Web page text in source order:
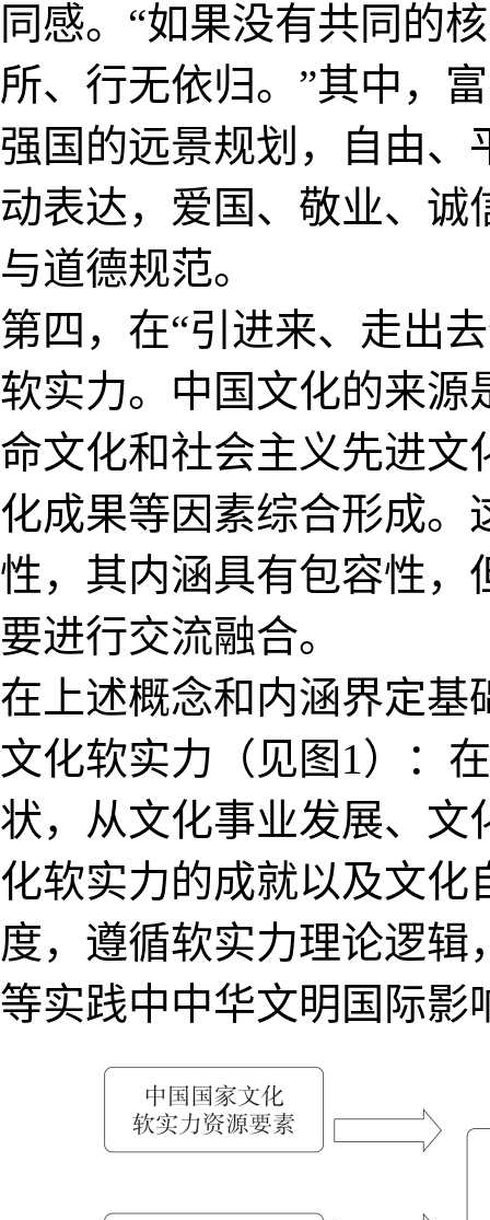
同感。“如果没有共同的
所、行无依归。”其中，
强国的远景规划，自由
动表达，爱国、敬业、
与道德规范。
第四，在“引进来、走出
软实力。中国文化的来源
命文化和社会主义先进文
化成果等因素综合形成
性，其内涵具有包容性，
要进行交流融合。
在上述概念和内涵界定基
文化软实力（见图1）：
状，从文化事业发展、文
化软实力的成就以及文
度，遵循软实力理论逻辑
等实践中中华文明国际影